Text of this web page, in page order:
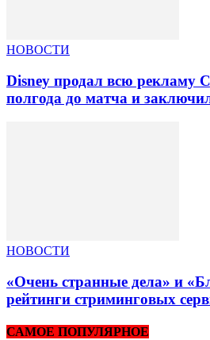
НОВОСТИ
Disney продал всю рекламу
полгода до матча и
НОВОСТИ
«Очень странные дела» и
рейтинги стриминговых
САМОЕ ПОПУЛЯРНОЕ